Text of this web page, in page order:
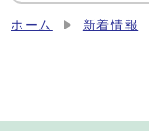
ホーム 新着情報